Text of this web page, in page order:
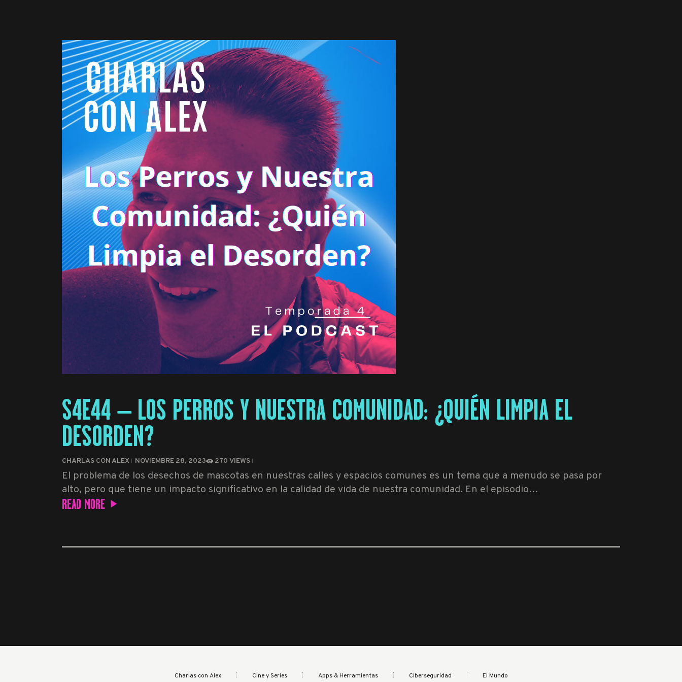
S4E44 – LOS PERROS Y NUESTRA COMUNIDAD: ¿QUIÉN LIMPIA EL
DESORDEN?
CHARLAS CON ALEX NOVIEMBRE 28, 2023 270 VIEWS
El problema de los desechos de mascotas en nuestras calles y espacios comunes es un tema que a menudo se pasa por
alto, pero que tiene un impacto significativo en la calidad de vida de nuestra comunidad. En el episodio…
READ MORE
Charlas con Alex Cine y Series Apps & Herramientas Ciberseguridad El Mundo